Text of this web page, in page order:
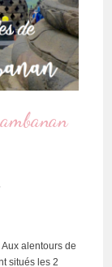
alentours de
situés les 2